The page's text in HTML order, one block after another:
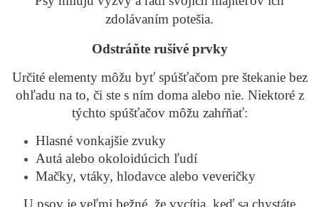
zdolávaním potešia.
Odstráňte rušivé prvky
Určité elementy môžu byť spúšťačom pre štekanie bez
ohľadu na to, či ste s ním doma alebo nie. Niektoré z
týchto spúšťačov môžu zahŕňať:
Hlasné vonkajšie zvuky
Autá alebo okoloidúcich ľudí
Mačky, vtáky, hlodavce alebo veveričky
U psov je veľmi bežné, že vycítia, keď sa chystáte